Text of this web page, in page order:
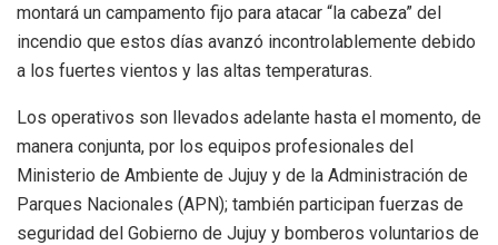
montará un campamento fijo para atacar “la cabeza” del
incendio que estos días avanzó incontrolablemente debido
a los fuertes vientos y las altas temperaturas.
Los operativos son llevados adelante hasta el momento, de
manera conjunta, por los equipos profesionales del
Ministerio de Ambiente de Jujuy y de la Administración de
Parques Nacionales (APN); también participan fuerzas de
seguridad del Gobierno de Jujuy y bomberos voluntarios de